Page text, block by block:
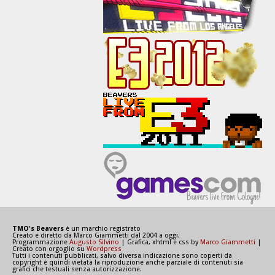
TMO's Beavers è un marchio registrato
Creato e diretto da Marco Giammetti dal 2004 a oggi.
Programmazione Augusto Silvino | Grafica, xhtml e css byMarco Giammetti
Creato con orgoglio su Wordpress
Tutti i contenuti pubblicati, salvo diversa indicazione sono coperti da
copyright è quindi vietata la riproduzione anche parziale di contenuti sia
grafici che testuali senza autorizzazione.